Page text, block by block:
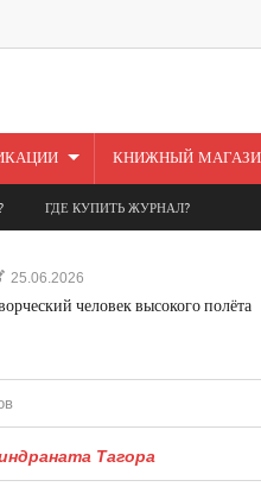
КНИЖНЫЙ
ГДЕ КУПИТЬ ЖУРНАЛ?
25.06.2026
человек высокого полёта
Тагора